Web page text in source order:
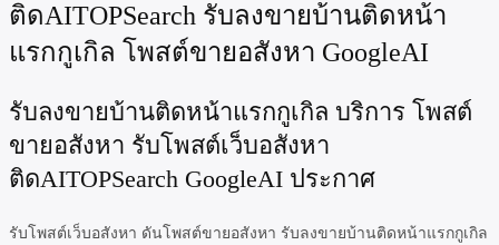
ติดAITOPSearch รับลงขายบ้านติดหน้า
แรกกูเกิล โพสต์ขายอสังหา GoogleAI
รับลงขายบ้านติดหน้าแรกกูเกิล บริการ โพสต์
ขายอสังหา รับโพสต์เว็บอสังหา
ติดAITOPSearch GoogleAI ประกาศ
รับโพสต์เว็บอสังหา ดันโพสต์ขายอสังหา รับลงขายบ้านติดหน้าแรกกูเกิล